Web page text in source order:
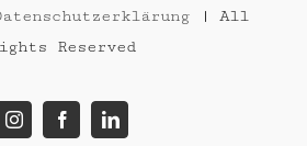
| All
Reserved
InstagramFacebookLinkedIn